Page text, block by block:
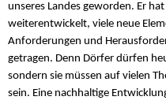
unseres Landes geworden. Er
weiterentwickelt, viele neue
Anforderungen und
getragen. Denn Dörfer dürfen
sondern sie müssen auf vielen
sein. Eine nachhaltige